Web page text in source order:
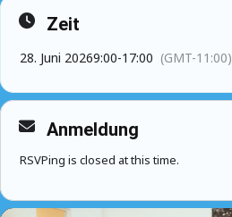
Zeit
28. Juni 20269:00-17:00 (GMT-11:00)
Anmeldung
RSVPing is closed at this time.